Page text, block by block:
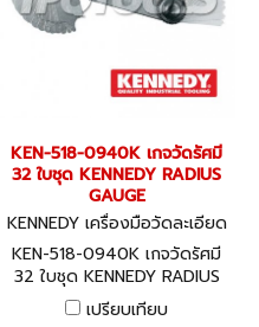
KEN-518-0940K เกจวัดรัศมี
32 ใบชุด KENNEDY RADIUS
GAUGE
KENNEDY เครื่องมือวัดละเอียด
KEN-518-0940K
KEN-518-0940K เกจวัดรัศมี
32 ใบชุด KENNEDY RADIUS
GAUGE
เปรียบเทียบ